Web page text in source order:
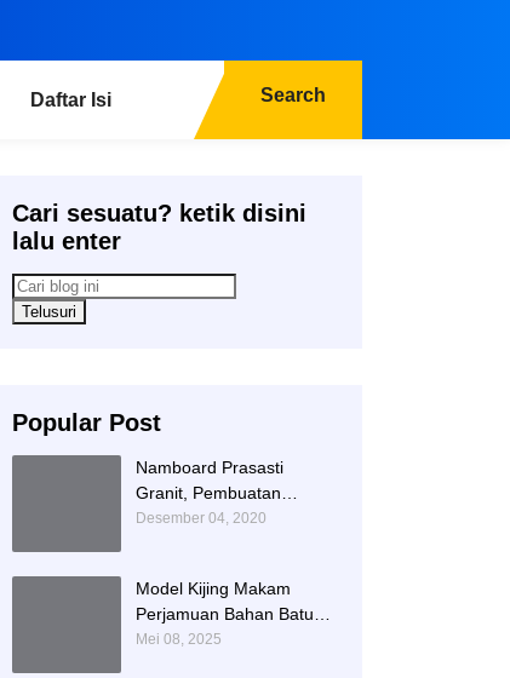
Daftar Isi Search
Cari sesuatu? ketik disini
lalu enter
Popular Post
Namboard Prasasti
Granit, Pembuatan
Prasasti Namboard,
Desember 04, 2020
Model Kijing Makam
Perjamuan Bahan Batu
Granit Hitam Mengkilat
Mei 08, 2025